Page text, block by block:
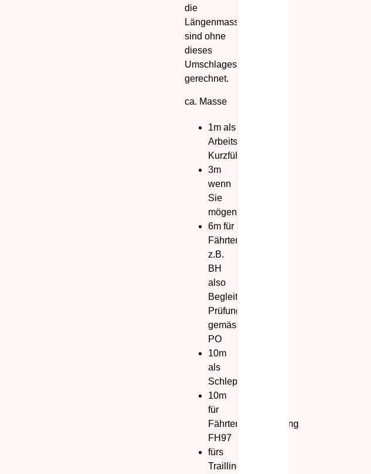
die
Längenmasse
sind ohne
dieses
Umschlages
gerechnet.
ca. Masse
1m als
Arbeitsleine,
Kurzführer
3m
wenn
Sie
mögen
6m für
Fährtenarbeit,
z.B.
BH
also
Begleithund
Prüfung
gemäss
PO
10m
als
Schleppleine
10m
für
Fährtenhundeprüfung
FH97
fürs
Trailling,